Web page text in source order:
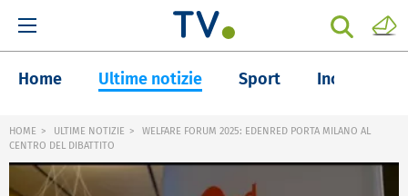
Home Ultime notizie Sport Inchieste
HOME ULTIME NOTIZIE
WELFARE FORUM 2025: EDENRED PORTA MILANO AL
CENTRO DEL DIBATTITO